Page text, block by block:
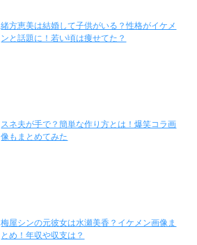
緒方恵美は結婚して子供がいる？性格がイケメ
ンと話題に！若い頃は痩せてた？
スネ夫が手で？簡単な作り方とは！爆笑コラ画
像もまとめてみた
梅屋シンの元彼女は水瀬美香？イケメン画像ま
とめ！年収や収支は？